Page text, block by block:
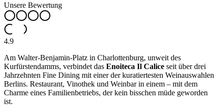
Unsere Bewertung
4.9
Am Walter-Benjamin-Platz in Charlottenburg, unweit des
Kurfürstendamms, verbindet das Enoiteca Il Calice seit über drei
Jahrzehnten Fine Dining mit einer der kuratiertesten Weinauswahlen
Berlins. Restaurant, Vinothek und Weinbar in einem – mit dem
Charme eines Familienbetriebs, der kein bisschen müde geworden
ist.